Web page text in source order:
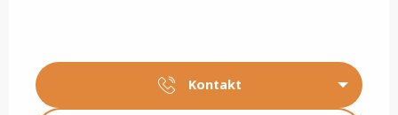
Kontakt